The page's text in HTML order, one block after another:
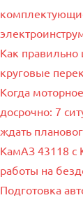
Как правильно
круговые
Когда
досрочно: 7
ждать
КамАЗ 43118 с
работы на
Подготовка